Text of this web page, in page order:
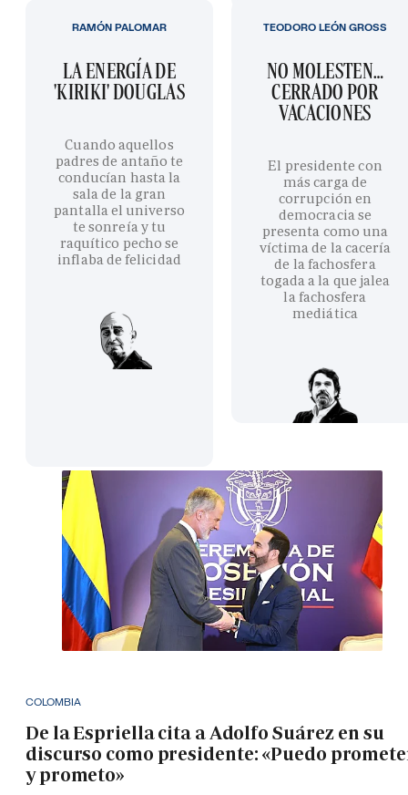
LA ENERGÍA DE
'KIRIKI' DOUGLAS
Cuando aquellos
padres de antaño te
conducían hasta la
sala de la gran
pantalla el universo
te sonreía y tu
raquítico pecho se
inflaba de felicidad
RAMÓN PALOMAR
NO MOLESTEN…
CERRADO POR
VACACIONES
El presidente con
más carga de
corrupción en
democracia se
presenta como una
víctima de la cacería
de la fachosfera
togada a la que jalea
la fachosfera
mediática
TEODORO LEÓN GROSS
COLOMBIA
De la Espriella cita a Adolfo Suárez en su
discurso como presidente: «Puedo
y prometo»